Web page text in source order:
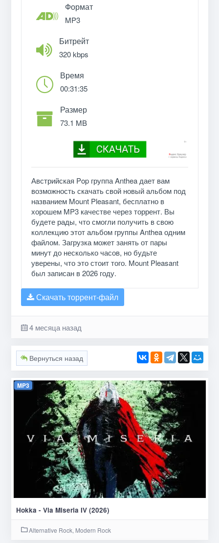
Формат
MP3
Битрейт
320 kbps
Время
00:31:35
Размер
73.1 MB
Австрийская Pop группа Anthea дает вам
возможность скачать свой новый альбом под
названием Mount Pleasant, бесплатно в
хорошем MP3 качестве через торрент. Вы
будете рады, что смогли получить в свою
коллекцию этот альбом группы Anthea одним
файлом. Загрузка может занять от пары
минут до несколько часов, но будьте
уверены, что это стоит того. Mount Pleasant
был записан в 2026 году.
Скачать торрент-файл
4 месяца назад
Вернуться назад
MP3
Hokka - Via Miseria IV (2026)
Alternative Rock, Modern Rock